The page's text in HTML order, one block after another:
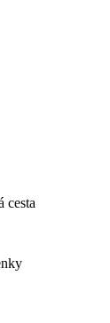
cesta